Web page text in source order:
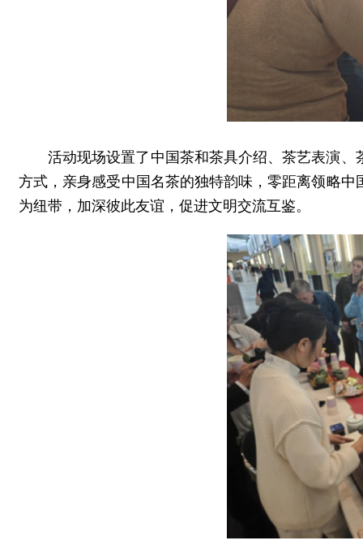
活动现场设置了中国茶和茶具介绍、茶艺表演
方式，亲身感受中国名茶的独特韵味，零距离领略
为纽带，加深彼此友谊，促进文明交流互鉴。